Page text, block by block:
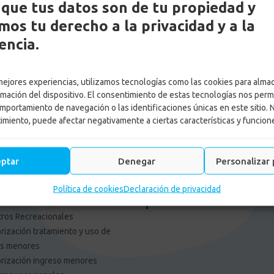
tus datos son de tu propiedad y
tu derecho a la privacidad y a la
experiencias, utilizamos tecnologías como las cookies para
del dispositivo. El consentimiento de estas tecnologías nos
de navegación o las identificaciones únicas en este sitio.
puede afectar negativamente a ciertas características y
Denegar Personalizar
Política de cookiesDeclaración de privacidad
Externos Personas
tu opinión es importante
con nosotros
de Gestión y Colocación de
tratamiento de datos
de Privacidad
normas y
Recreacionales
tratamiento y uso de
menores
ingreso menores
Portal Proveedores
Afiliación web
Consulta cajas de
Solicitud Certificado
Asociación de Usuarios
Asocajas
Actualiza los datos de tu